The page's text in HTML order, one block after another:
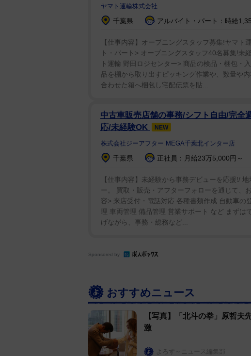
ヤマト運輸株式会社
千葉県 アルバイト・パート：時給
【仕事内容】オープニングスタッフ募集!ヤマト
ト・パート> オープニングスタッフ40名募集!未
ト運輸 野田ロジセンター> 商品の検品・梱包・
品を棚から取り出すピッキング作業や、数量や
合わせた箱へ梱包し宅配伝票を貼...
中古車販売店舗の事務/シフト自由/完全
応/未経験OK
NEW
株式会社ジーアフター MEGA千葉北インター店
千葉県 正社員：月給23万5,000円～
【仕事内容】未経験から事務デビューを応援!/
ー。 買取・販売・アフターフォローを通じて、
容> 来店受付・電話対応 各種書類作成 自動車の
理 車両管理 備品管理 営業サポート など まず
げながら、事務・総務など...
Sponsored by
おすすめニュース
【写真】「北斗の拳」原哲
激
よろず～ニュース編集部